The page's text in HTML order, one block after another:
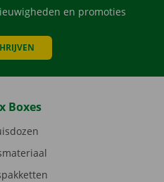
en promoties
Boxes